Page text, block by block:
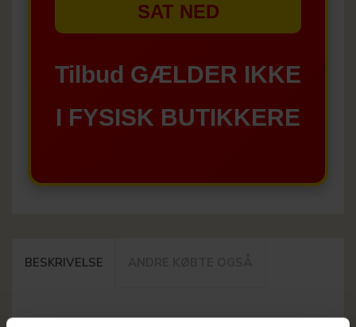
SAT NED
Tilbud GÆLDER IKKE
I FYSISK BUTIKKERE
BESKRIVELSE